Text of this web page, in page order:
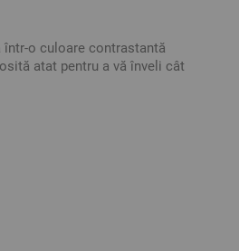
într-o culoare contrastantă
atat pentru a vă înveli cât
din compoziția sa.